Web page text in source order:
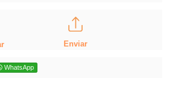
Enviar
WhatsApp